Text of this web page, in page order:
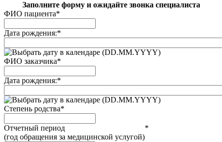
Заполните форму и ожидайте звонка специалиста
ФИО пациента*
Дата рождения:*
(DD.MM.YYYY)
ФИО заказчика*
Дата рождения:*
(DD.MM.YYYY)
Степень родства*
Отчетный период
(год обращения за медицинской услугой)
*